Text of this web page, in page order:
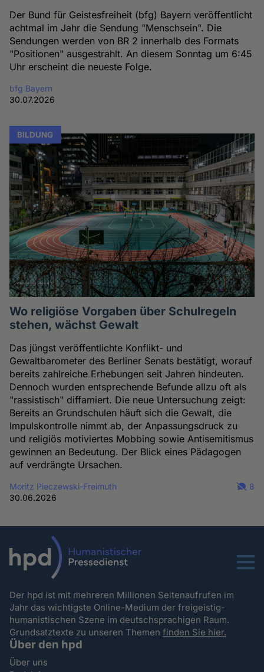
Der Bund für Geistesfreiheit (bfg) Bayern veröffentlicht
achtmal im Jahr die Sendung "Menschsein". Die
Sendungen werden von BR 2 innerhalb des Formats
"Positionen" ausgestrahlt. An diesem Sonntag um 6:45
Uhr erscheint die neueste Folge.
bfg Bayern
30.07.2026
BILDUNG
Wo religiöse Vorgaben über Schulregeln
stehen, wächst Gewalt
Das jüngst veröffentlichte Konflikt- und
Gewaltbarometer des Berliner Senats bestätigt, worauf
bereits zahlreiche Erhebungen seit Jahren hindeuten.
Dennoch wurden entsprechende Befunde allzu oft als
"rassistisch" diffamiert. Die neue Untersuchung zeigt:
Bereits an Grundschulen häuft sich die Gewalt, die
Impulskontrolle nimmt ab, der Anpassungsdruck zu
und religiös motiviertes Mobbing sowie Antisemitismus
gewinnen an Bedeutung. Der Blick eines Pädagogen
auf verdrängte Ursachen.
Moritz Pieczewski-Freimuth
30.06.2026
8
Menu
Der hpd ist mit mehreren Millionen Seitenaufrufen im
Jahr das wichtigste Online-Medium der freigeistig-
humanistischen Szene im deutschsprachigen Raum.
Grundsatztexte zu unseren Themenfinden Sie hier.
Über den hpd
Über uns